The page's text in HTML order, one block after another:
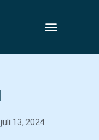
juli 13, 2024